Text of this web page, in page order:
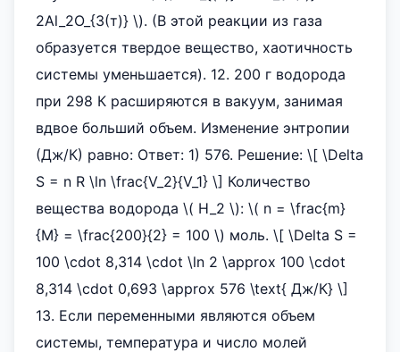
2Al_2O_{3(т)} \). (В этой реакции из газа
образуется твердое вещество, хаотичность
системы уменьшается). 12. 200 г водорода
при 298 К расширяются в вакуум, занимая
вдвое больший объем. Изменение энтропии
(Дж/К) равно: Ответ: 1) 576. Решение: \[ \Delta
S = n R \ln \frac{V_2}{V_1} \] Количество
вещества водорода \( H_2 \): \( n = \frac{m}
{M} = \frac{200}{2} = 100 \) моль. \[ \Delta S =
100 \cdot 8,314 \cdot \ln 2 \approx 100 \cdot
8,314 \cdot 0,693 \approx 576 \text{ Дж/К} \]
13. Если переменными являются объем
системы, температура и число молей